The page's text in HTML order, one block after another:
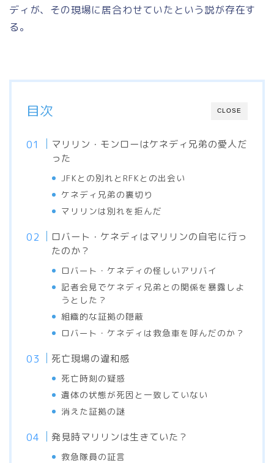
ディが、その現場に居合わせていたという説が存在す
る。
CLOSE
目次
マリリン・モンローはケネディ兄弟の愛人だ
った
JFKとの別れとRFKとの出会い
ケネディ兄弟の裏切り
マリリンは別れを拒んだ
ロバート・ケネディはマリリンの自宅に行っ
たのか？
ロバート・ケネディの怪しいアリバイ
記者会見でケネディ兄弟との関係を暴露しよ
うとした？
組織的な証拠の隠蔽
ロバート・ケネディは救急車を呼んだのか？
死亡現場の違和感
死亡時刻の疑惑
遺体の状態が死因と一致していない
消えた証拠の謎
発見時マリリンは生きていた？
救急隊員の証言